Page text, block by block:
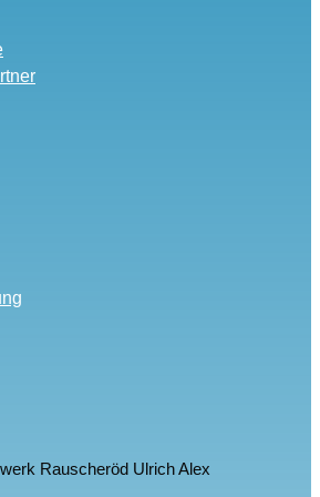
Rauscheröd Ulrich Alex